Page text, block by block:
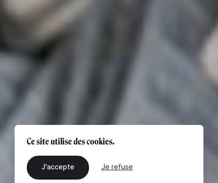
Ce site utilise des cookies.
J'accepte Je refuse